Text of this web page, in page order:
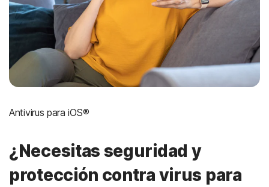
Antivirus para iOS®
¿Necesitas seguridad y
protección contra virus para